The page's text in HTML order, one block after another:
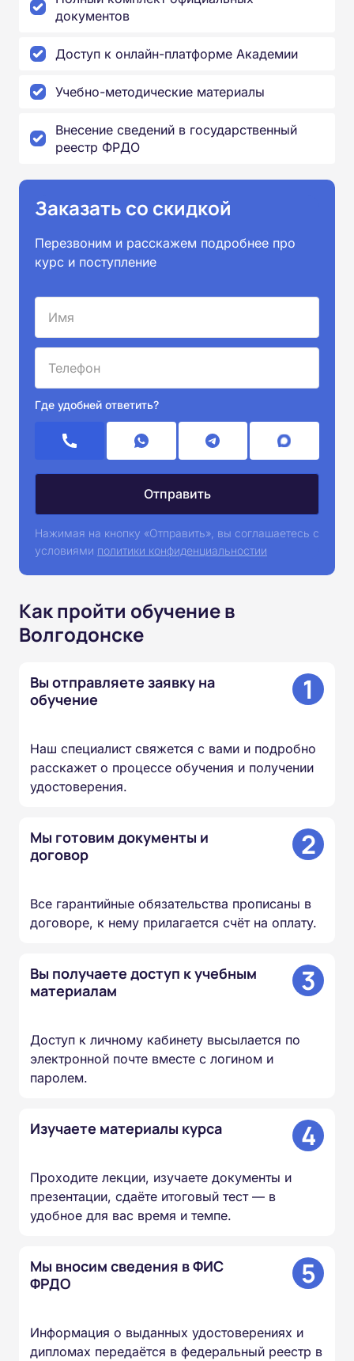
документов
Доступ к онлайн-платформе Академии
Учебно-методические материалы
Внесение сведений в государственный
реестр ФРДО
Заказать со скидкой
Перезвоним и расскажем подробнее про
курс и поступление
Где удобней ответить?
Нажимая на кнопку «Отправить», вы соглашаетесь с
условиями политики конфиденциальностии
Как пройти обучение в
Волгодонске
Вы отправляете заявку на
обучение
1
Наш специалист свяжется с вами и подробно
расскажет о процессе обучения и получении
удостоверения.
Мы готовим документы и
договор
2
Все гарантийные обязательства прописаны в
договоре, к нему прилагается счёт на оплату.
Вы получаете доступ к учебным
материалам
3
Доступ к личному кабинету высылается по
электронной почте вместе с логином и
паролем.
Изучаете материалы курса 4
Проходите лекции, изучаете документы и
презентации, сдаёте итоговый тест — в
удобное для вас время и темпе.
Мы вносим сведения в ФИС
ФРДО
5
Информация о выданных удостоверениях и
дипломах передаётся в федеральный реестр в